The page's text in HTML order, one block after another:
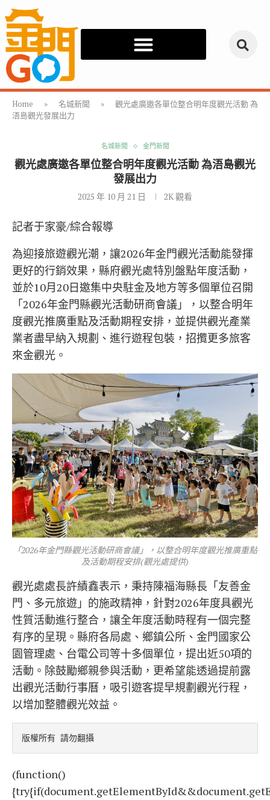
Home » 名城新聞 »
觀光處廣邀各單位整合明年度觀光活動 為
浯島觀光發展出力
名城新聞 金門新聞
觀光處廣邀各單位整合明年度觀光活動 為浯島觀光
發展出力
2025 年 10 月 21 日 2K觀看
記者于家豪/綜合報導
為迎接旅遊觀光潮，讓2026年金門觀光活動能發揮
更好的行銷效果，縣府觀光處特別盤點年度活動，
並於10月20日邀集中央駐金及地方等多個單位召開
「2026年金門縣觀光活動研商會議」，以整合明年
度觀光推廣重點及活動期程安排，並提供觀光產業
業者盡早納入規劃、進行遊程包裝，招攬更多旅客
來金觀光。
「2026年金門縣觀光活動研商會議」，以整合明年度觀光推廣重點
及活動期程安排(觀光處提供)
觀光處處長許績鑫表示，秉持陳福海縣長「友善金
門、多元旅遊」的施政精神，針對2026年度具觀光
性質活動進行整合，讓全年度活動時程有一個完整
有序的呈現。縣府各局處、鄉鎮公所、金門國家公
園管理處、台電公司等十多個單位，提出近50項的
活動。除鼓勵鄉親參與活動，更希望能透過提前露
出觀光活動行事曆，吸引遊客提早規劃觀光行程，
以增加整體觀光效益。
版權所有 請勿翻攝
(function()